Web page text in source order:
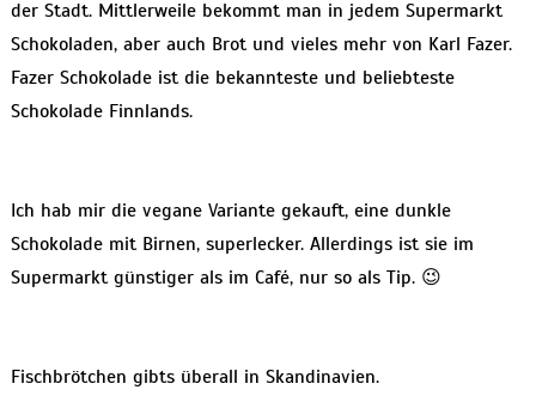
der Stadt. Mittlerweile bekommt man in jedem Supermarkt
Schokoladen, aber auch Brot und vieles mehr von Karl Fazer.
Fazer Schokolade ist die bekannteste und beliebteste
Schokolade Finnlands.
Ich hab mir die vegane Variante gekauft, eine dunkle
Schokolade mit Birnen, superlecker. Allerdings ist sie im
Supermarkt günstiger als im Café, nur so als Tip. 😉
Fischbrötchen gibts überall in Skandinavien.